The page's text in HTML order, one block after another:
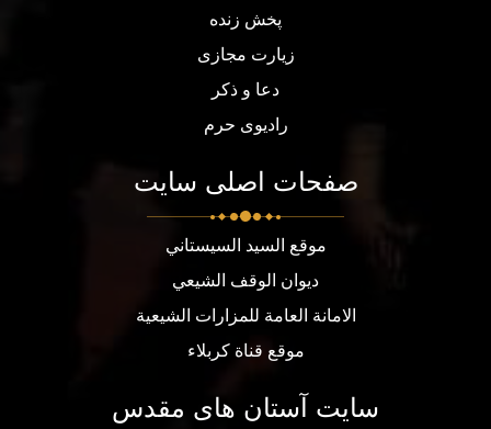
پخش زنده
زیارت مجازی
دعا و ذکر
رادیوی حرم
صفحات اصلی سایت
موقع السيد السيستاني
ديوان الوقف الشيعي
الامانة العامة للمزارات الشيعية
موقع قناة كربلاء
سایت آستان های مقدس